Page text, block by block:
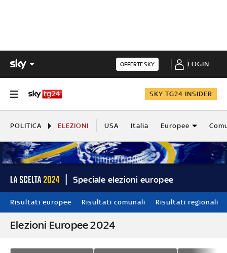
OFFERTE SKY LOGIN
SKY TG24 INSIDER
POLITICA ELEZIONI USA Italia Europee
Speciale elezioni europee
Risultati europee Risultati comunali Risultati regionali
Elezioni Europee 2024